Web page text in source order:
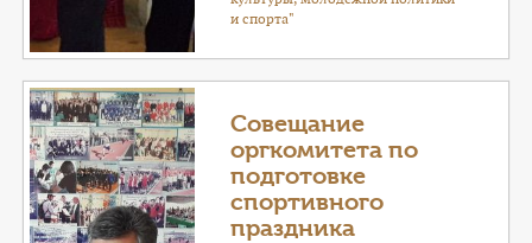
и спорта"
Совещание
оргкомитета по
подготовке
спортивного
праздника